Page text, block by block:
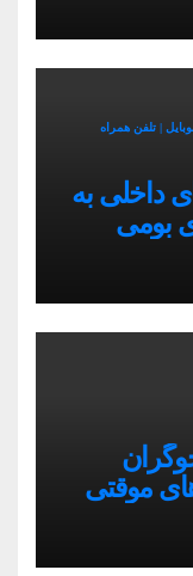
| تلفن همراه
داخلی به
بومی
موقتی